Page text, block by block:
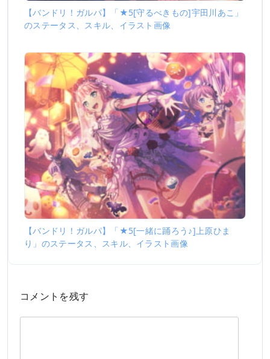
【バンドリ！ガルパ】「★5[守るべきもの]宇田川あこ」
のステータス、スキル、イラスト画像
【バンドリ！ガルパ】「★5[一緒に踊ろう♪]上原ひま
り」のステータス、スキル、イラスト画像
コメントを残す